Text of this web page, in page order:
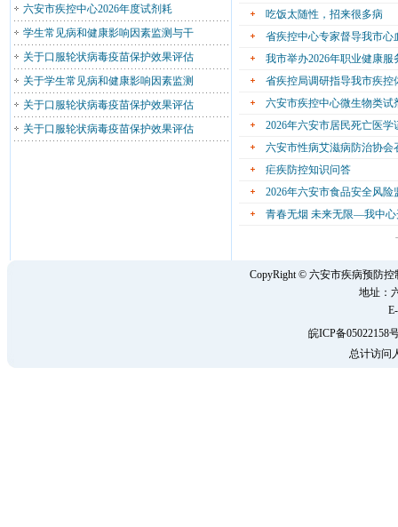
六安市疾控中心2026年度试剂耗
学生常见病和健康影响因素监测与干
关于口服轮状病毒疫苗保护效果评估
关于学生常见病和健康影响因素监测
关于口服轮状病毒疫苗保护效果评估
关于口服轮状病毒疫苗保护效果评估
吃饭太随性，招来很多病
省疾控中心专家督导我市
我市举办2026年职业健康
省疾控局调研指导我市疾
六安市疾控中心微生物类试
2026年六安市居民死亡医
六安市性病艾滋病防治协
疟疾防控知识问答
2026年六安市食品安全风
青春无烟 未来无限—我中
CopyRight © 六安市疾病预防
地址：
皖ICP备05022158
总计访问